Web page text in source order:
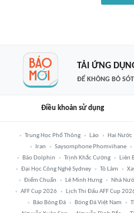
TẢI ỨNG
ĐỂ KHÔNG BỎ
Điều khoản sử dụng
Trung Học Phổ Thông Lào Hai Nước
Iran
Saysomphone Phomvihane
Bão Dolphin
Trịnh Khắc Cường Liên
Đại Học Công Nghệ Sydney
Tô Lâm
Điểm Chuẩn
Lê Minh Hưng Nhà
AFF Cup 2026
Lịch Thi Đấu AFF Cup
Báo Bóng Đá
Bóng Đá Việt Nam